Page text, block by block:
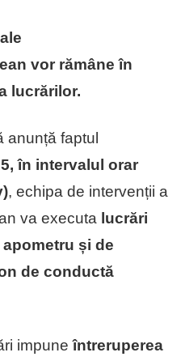
vor rămâne în
lucrărilor.
faptul
în intervalul orar
, echipa de intervenții a
va executa lucrări
și de
de conductă
impuneîntreruperea